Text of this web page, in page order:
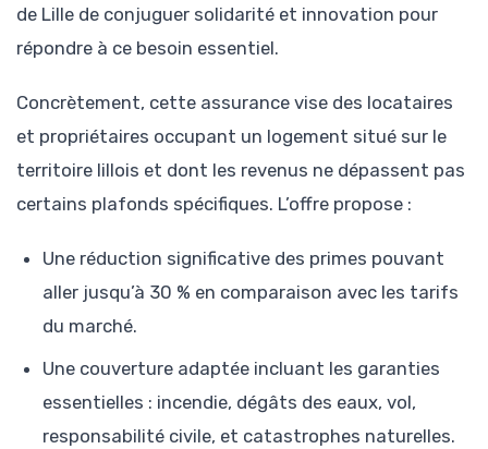
de Lille de conjuguer solidarité et innovation pour
répondre à ce besoin essentiel.
Concrètement, cette assurance vise des locataires
et propriétaires occupant un logement situé sur le
territoire lillois et dont les revenus ne dépassent pas
certains plafonds spécifiques. L’offre propose :
Une réduction significative des primes pouvant
aller jusqu’à 30 % en comparaison avec les tarifs
du marché.
Une couverture adaptée incluant les garanties
essentielles : incendie, dégâts des eaux, vol,
responsabilité civile, et catastrophes naturelles.